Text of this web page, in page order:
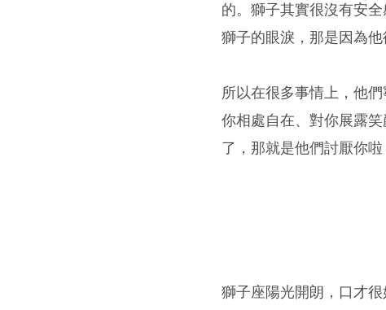
的。獅子其實很沒有安
獅子的眼淚，那是因為他
所以在很多事情上，他
你相處自在、對你展露
了，那就是他們討厭你啦
獅子座陽光開朗，口才